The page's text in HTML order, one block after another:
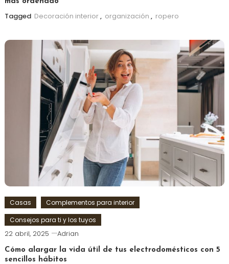
Tagged Decoración interior, organización , ropero
Casas
Complementos para interior
Consejos para ti y los tuyos
22 abril, 2025 Adrian
Cómo alargar la vida útil de tus electrodomésticos con 5
sencillos hábitos